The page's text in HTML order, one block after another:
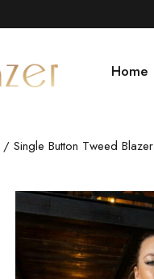
Home
/ Single Button Tweed Blazer